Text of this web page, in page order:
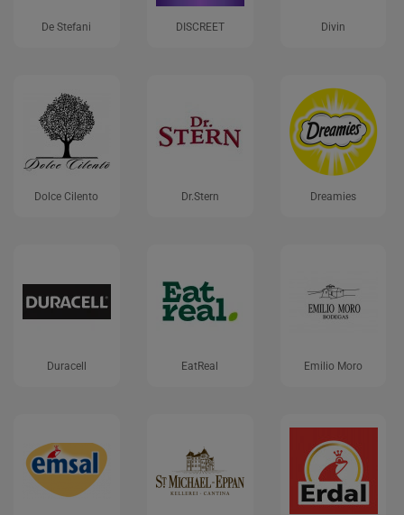
De Stefani DISCREET Divin
Dolce Cilento Dr.Stern Dreamies
Duracell EatReal Emilio Moro